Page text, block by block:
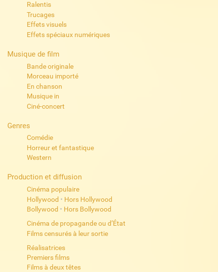
Ralentis
Trucages
Effets visuels
Effets spéciaux numériques
Musique de film
Bande originale
Morceau importé
En chanson
Musique in
Ciné-concert
Genres
Comédie
Horreur et fantastique
Western
Production et diffusion
Cinéma populaire
Hollywood • Hors Hollywood
Bollywood • Hors Bollywood
Cinéma de propagande ou d’État
Films censurés à leur sortie
Réalisatrices
Premiers films
Films à deux têtes